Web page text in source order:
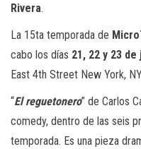
Rivera.
La 15ta temporada de
cabo los días 21, 22 y 23
East 4th Street New York,
“El reguetonero” de Carlos
comedy, dentro de las seis
temporada. Es una pieza